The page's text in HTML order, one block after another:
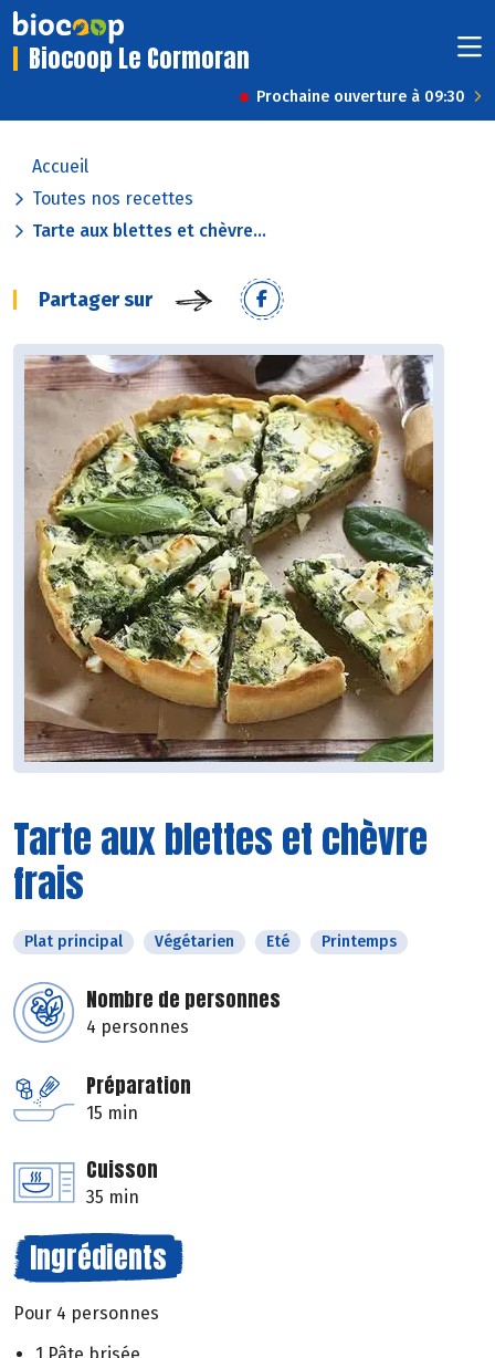
Biocoop Le Cormoran
Prochaine ouverture à 09:30
Accueil
Toutes nos recettes
Tarte aux blettes et chèvre...
Partager sur
Tarte aux blettes et chèvre
frais
Plat principal Végétarien Eté Printemps
Nombre de personnes
4 personnes
Préparation
15 min
Cuisson
35 min
Ingrédients
Pour 4 personnes